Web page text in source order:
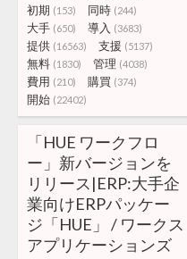
初期 (153) 同時 (244)
大手 (650) 導入 (3683)
提供 (16563) 支援 (5137)
無料 (1830) 管理 (4038)
費用 (210) 購買 (374)
開始 (22402)
「HUE ワークフロ
ー」新バージョンを
リリース|ERP:大手企
業向けERPパッケー
ジ「HUE」 / ワークス
アプリケーションズ